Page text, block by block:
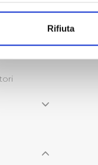
Identificare il tuo
o ritirare il tuo
dei cookie
Rifiuta